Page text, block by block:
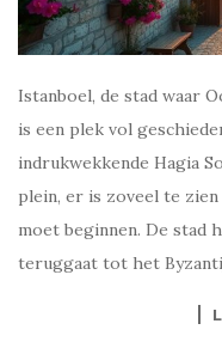
Istanboel, de stad waar
is een plek vol
indrukwekkende Hagia
plein, er is zoveel te
moet beginnen. De stad
teruggaat tot het